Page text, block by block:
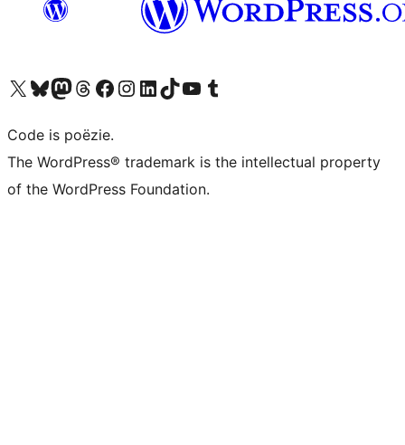
Bezoek ons X (voorheen Twitter) account
Bezoek ons Bluesky account
Bezoek ons Mastodon account
Bezoek ons Threads account
Onze Facebook pagina bezoeken
Bezoek ons Instagram account
Bezoek ons LinkedIn account
Bezoek ons TikTok account
Bezoek ons YouTube kanaalBezoek ons Tumblr account
Code is poëzie.
The WordPress® trademark is the intellectual property
of the WordPress Foundation.